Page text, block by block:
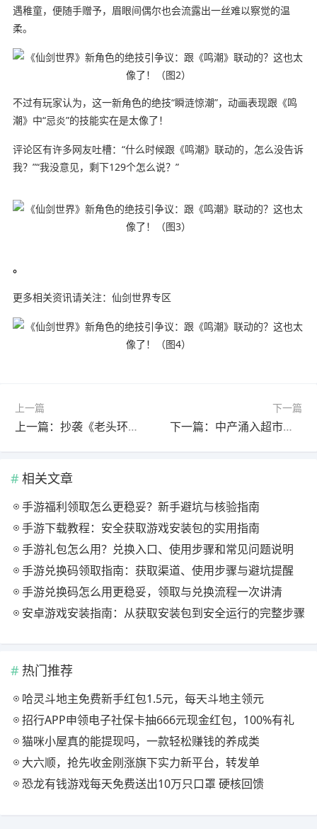
遇稚童，便随手赠予，眉眼间偶尔也会流露出一丝难以察觉的温
柔。
不过有玩家认为，这一新角色的绝技“瞬涟惊潮”，动画表现跟《鸣
潮》中“忌炎”的技能实在是太像了！
评论区有许多网友吐槽：“什么时候跟《鸣潮》联动的，怎么没告诉
我？”“我没意见，剩下129个怎么说？”
。
更多相关资讯请关注：仙剑世界专区
上一篇
上一篇：抄袭《老头环》？《堕落之主2》引争议 CEO亲自回应
下一篇
下一篇：中产涌入超市抢300元羽绒服 性价比引抢购热潮
相关文章
手游福利领取怎么更稳妥？新手避坑与核验指南
手游下载教程：安全获取游戏安装包的实用指南
手游礼包怎么用？兑换入口、使用步骤和常见问题说明
手游兑换码领取指南：获取渠道、使用步骤与避坑提醒
手游兑换码怎么用更稳妥，领取与兑换流程一次讲清
安卓游戏安装指南：从获取安装包到安全运行的完整步骤
热门推荐
哈灵斗地主免费新手红包1.5元，每天斗地主领元
招行APP申领电子社保卡抽666元现金红包，100%有礼
猫咪小屋真的能提现吗，一款轻松赚钱的养成类
大六顺，抢先收金刚涨旗下实力新平台，转发单
恐龙有钱游戏每天免费送出10万只口罩 硬核回馈